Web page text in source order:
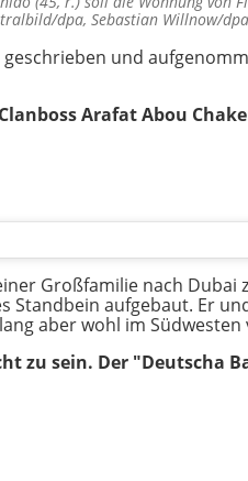
dpa, Sebastian Willnow/dpa
und
Arafat Abou
Großfamilie nach Dubai
Standbein aufgebaut. Er
aber wohl im Südwesten
zu sein. Der "Deutscha